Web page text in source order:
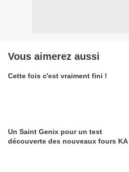
Vous aimerez aussi
Cette fois c'est vraiment fini !
Un Saint Genix pour un test
découverte des nouveaux fours KA